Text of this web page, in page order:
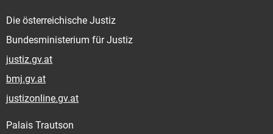
Die österreichische Justiz
Bundesministerium für Justiz
justiz.gv.at
bmj.gv.at
justizonline.gv.at
Palais Trautson